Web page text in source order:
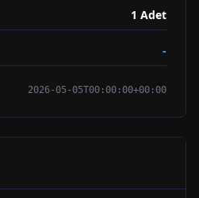
1 Adet
-
2026-05-05T00:00:00+00:00